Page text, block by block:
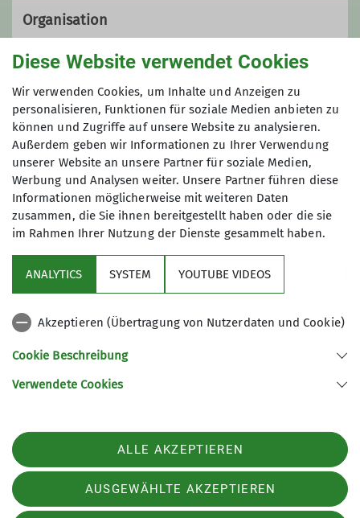
Organisation
Philipp Merk
Kontakt aufnehmen
Qualifikationen
Trainer C Bergsteigen
Trainer B Sportklettern Breitensport
Klettern - Jugendgruppe 1
Maximale Teilnehmeranzahl
4
Nützliche Links
Sektion Günzburg des Deutschen Alpenvereins e.V.
Telefon +4982219646199
Diese Website verwendet Cookies
Wir verwenden Cookies, um Inhalte und Anzeigen zu
personalisieren, Funktionen für soziale Medien anbieten zu
können und Zugriffe auf unsere Website zu analysieren.
Außerdem geben wir Informationen zu Ihrer Verwendung
unserer Website an unsere Partner für soziale Medien,
Werbung und Analysen weiter. Unsere Partner führen diese
Informationen möglicherweise mit weiteren Daten
zusammen, die Sie ihnen bereitgestellt haben oder die sie
im Rahmen Ihrer Nutzung der Dienste gesammelt haben.
ANALYTICS SYSTEM YOUTUBE VIDEOS
Akzeptieren (Übertragung von Nutzerdaten und Cookie)
Cookie Beschreibung
Verwendete Cookies
ALLE AKZEPTIEREN
AUSGEWÄHLTE AKZEPTIEREN